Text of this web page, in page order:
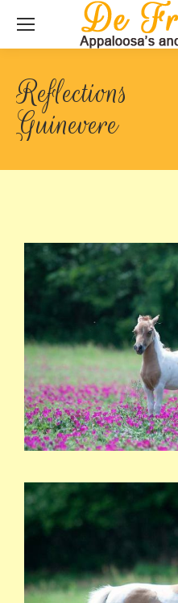
Reflections
Guinevere